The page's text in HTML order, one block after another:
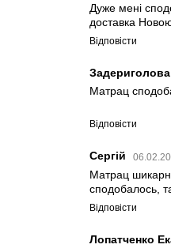
Дуже мені
доставка
Відповісти
Матрац
Відповісти
Сергій
Матрац
сподобалось,
Відповісти
Лопатченко